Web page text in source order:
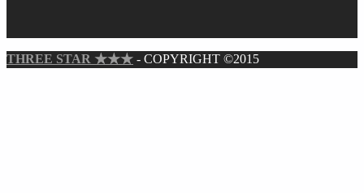
THREE STAR ★★★ - COPYRIGHT ©2015